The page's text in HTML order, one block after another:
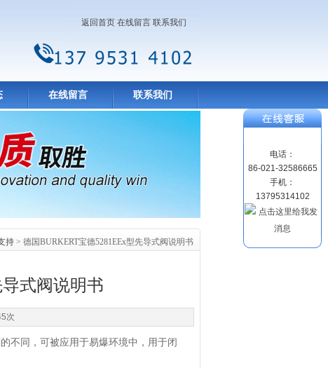
返回首页 在线留言 联系我们
在线留言 联系我们
持 > 德国BURKERT宝德5281EEx型先导式阀说明书
式阀说明书
次
不同，可被应用于易爆环境中，用于闭
电话：
86-021-32586665
手机：
13795314102